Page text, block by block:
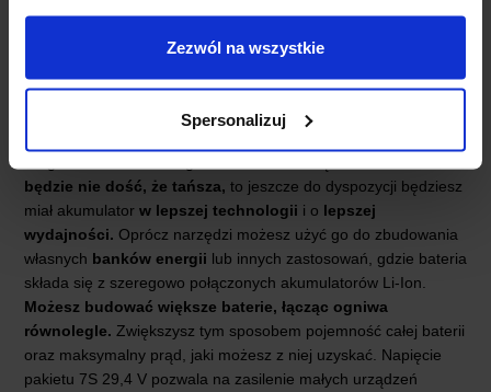
Zezwól na wszystkie
Spersonalizuj
Moduł BMS 7S 20A może być stosowanydo przerabiania
narzędzi akumulatorowych.Często narzędzia takie mają
będzie nie dość, że tańsza, to jeszcze do dyspozycji będziesz
miał akumulator w lepszej technologii i o lepszej
wydajności. Oprócz narzędzi możesz użyć go do zbudowania
własnych banków energii lub innych zastosowań, gdzie bateria
składa się z szeregowo połączonych akumulatorów Li-Ion.
Możesz budować większe baterie, łącząc ogniwa
równolegle. Zwiększysz tym sposobem pojemność całej baterii
oraz maksymalny prąd, jaki możesz z niej uzyskać. Napięcie
pakietu 7S 29,4 V pozwala na zasilenie małych urządzeń